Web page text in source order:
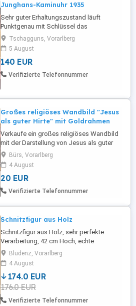
Junghans-Kaminuhr 1935
Sehr guter Erhaltungszustand läuft
Punktgenau mit Schlüssel das
Schlagwerk ist deakiviert!
Tschagguns, Vorarlberg
5 August
140 EUR
Verifizierte Telefonnummer
Großes religiöses Wandbild "Jesus
als guter Hirte" mit Goldrahmen
Verkaufe ein großes religiöses Wandbild
mit der Darstellung von Jesus als guter
Hirte mit Schafherde. Das Bild befindet
sich in einem dekorativen goldfarbenen
Rahmen und eignet sich als
Wandschmuck. Das Bild stammt aus
Familienbesitz und befindet sich in
Bürs, Vorarlberg
4 August
20 EUR
Verifizierte Telefonnummer
Schnitzfigur aus Holz
Schnitzfigur aus Holz, sehr perfekte
Verarbeitung, 42 cm Hoch, echte
Handarbeit,
Bludenz, Vorarlberg
4 August
174.0 EUR
176.0 EUR
Verifizierte Telefonnummer